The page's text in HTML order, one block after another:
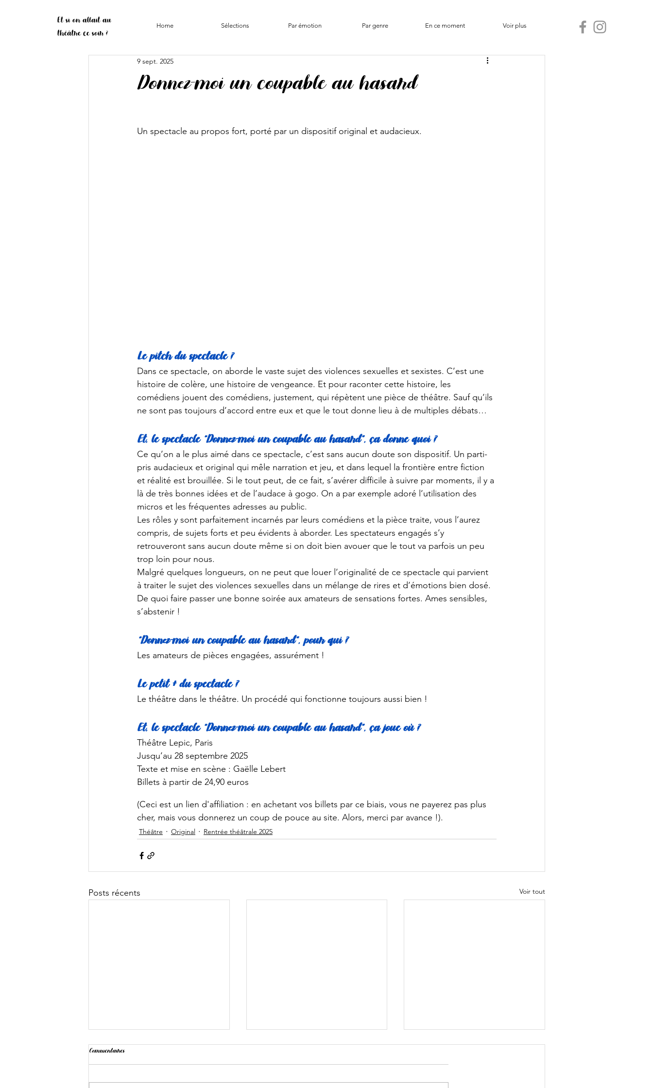
Et si on allait au
théâtre ce soir ?
Home Sélections Par émotion Par genre En ce moment Voir plus
Donnez-moi un coupable au hasard
9 sept. 2025
Un spectacle au propos fort, porté par un dispositif original et audacieux.
Le pitch du spectacle ?
Dans ce spectacle, on aborde le vaste sujet des violences sexuelles et sexistes. C’est une
histoire de colère, une histoire de vengeance. Et pour raconter cette histoire, les
comédiens jouent des comédiens, justement, qui répètent une pièce de théâtre. Sauf qu’ils
ne sont pas toujours d’accord entre eux et que le tout donne lieu à de multiples débats…
Et, le spectacle “Donnez-moi un coupable au hasard”, ça donne quoi ?
Ce qu’on a le plus aimé dans ce spectacle, c’est sans aucun doute son dispositif. Un parti-
pris audacieux et original qui mêle narration et jeu, et dans lequel la frontière entre fiction
et réalité est brouillée. Si le tout peut, de ce fait, s’avérer difficile à suivre par moments, il y a
là de très bonnes idées et de l’audace à gogo. On a par exemple adoré l’utilisation des
micros et les fréquentes adresses au public.
Les rôles y sont parfaitement incarnés par leurs comédiens et la pièce traite, vous l’aurez
compris, de sujets forts et peu évidents à aborder. Les spectateurs engagés s’y
retrouveront sans aucun doute même si on doit bien avouer que le tout va parfois un peu
trop loin pour nous.
Malgré quelques longueurs, on ne peut que louer l’originalité de ce spectacle qui parvient
à traiter le sujet des violences sexuelles dans un mélange de rires et d’émotions bien dosé.
De quoi faire passer une bonne soirée aux amateurs de sensations fortes. Ames sensibles,
s’abstenir !
“Donnez-moi un coupable au hasard”, pour qui ?
Les amateurs de pièces engagées, assurément !
Le petit + du spectacle ?
Le théâtre dans le théâtre. Un procédé qui fonctionne toujours aussi bien !
Et, le spectacle “Donnez-moi un coupable au hasard”, ça joue où ?
Théâtre Lepic, Paris
Jusqu’au 28 septembre 2025
Texte et mise en scène : Gaëlle Lebert
Billets à partir de 24,90 euros
(Ceci est un lien d'affiliation : en achetant vos billets par ce biais, vous ne payerez pas plus
cher, mais vous donnerez un coup de pouce au site. Alors, merci par avance !).
Théâtre Original Rentrée théâtrale 2025
Posts récents Voir tout
Commentaires